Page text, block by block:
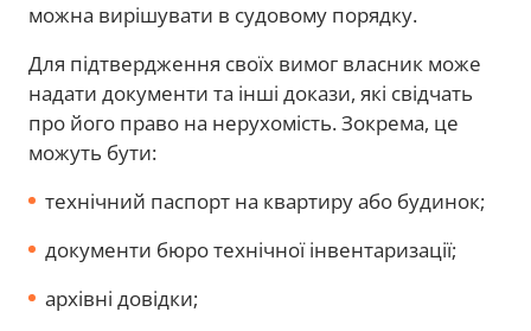
можна вирішувати в судовому порядку.
Для підтвердження своїх вимог власник може
надати документи та інші докази, які свідчать
про його право на нерухомість. Зокрема, це
можуть бути:
технічний паспорт на квартиру або будинок;
документи бюро технічної інвентаризації;
архівні довідки;